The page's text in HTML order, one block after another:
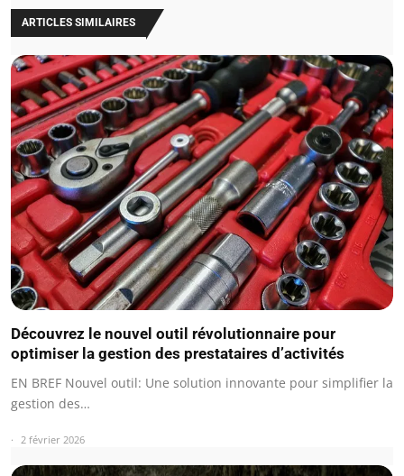
ARTICLES SIMILAIRES
Découvrez le nouvel outil révolutionnaire pour
optimiser la gestion des prestataires d’activités
EN BREF Nouvel outil: Une solution innovante pour simplifier la
gestion des…
2 février 2026